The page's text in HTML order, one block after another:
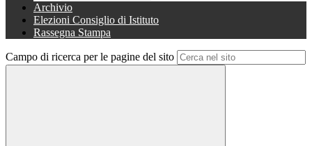
Archivio
Elezioni Consiglio di Istituto
Rassegna Stampa
Campo di ricerca per le pagine del sito